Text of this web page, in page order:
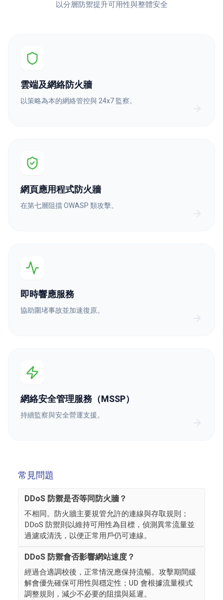
以分層防禦提升可用性與整體安全
雲端及網絡防火牆
以策略為本的網絡管控與 24x7 監察。
網頁應用程式防火牆
在第七層阻擋 OWASP 類攻擊。
即時響應服務
協助圍堵事故並加速復原。
網絡安全管理服務（MSSP）
持續監察與安全營運支援。
常見問題
DDoS 防禦是否等同防火牆？
不相同。防火牆主要規管允許的連線與存取規則；
DDoS 防禦則以維持可用性為目標，偵測異常流量並
過濾或清洗，以便正常用戶仍可連線。
DDoS 防禦會否影響網站速度？
經過合適調校後，正常情況應保持流暢。攻擊期間緩
解會優先確保可用性與穩定性；UD 會根據流量模式
調整規則，減少不必要的阻擋與延遲。